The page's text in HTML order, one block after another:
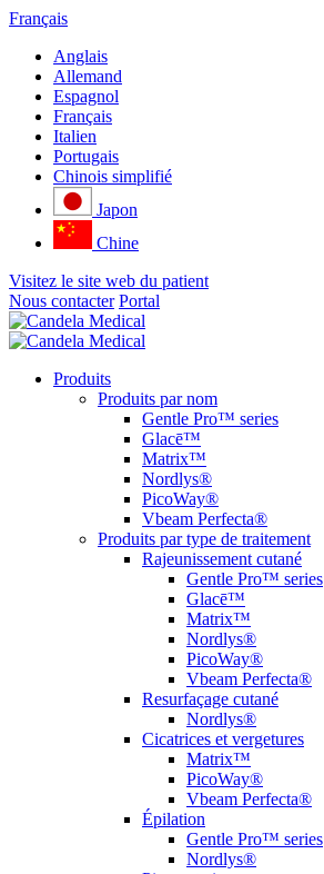
Français
Anglais
Allemand
Espagnol
Français
Italien
Portugais
Chinois simplifié
Japon
Chine
Visitez le site web du patient
Nous contacter Portal
Produits
Produits par nom
Gentle Pro™ series
Glacē™
Matrix™
Nordlys®
PicoWay®
Vbeam Perfecta®
Produits par type de traitement
Rajeunissement cutané
Gentle Pro™ series
Glacē™
Matrix™
Nordlys®
PicoWay®
Vbeam Perfecta®
Resurfaçage cutané
Nordlys®
Cicatrices et vergetures
Matrix™
PicoWay®
Vbeam Perfecta®
Épilation
Gentle Pro™ series
Nordlys®